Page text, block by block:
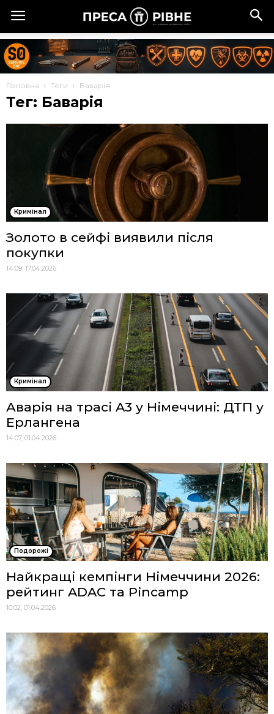
Головна Теги Баварія
Тег: Баварія
Кримінал
Золото в сейфі виявили після
покупки
14:09, 17.04.2026
Кримінал
Аварія на трасі A3 у Німеччині: ДТП у
Ерлангена
14:07, 01.04.2026
Подорожі
Найкращі кемпінги Німеччини 2026:
рейтинг ADAC та Pincamp
10:02, 01.04.2026